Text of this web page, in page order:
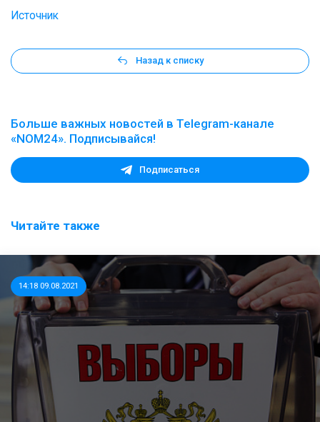
Источник
Назад к списку
Больше важных новостей в Telegram-канале
«NOM24». Подписывайся!
Подписаться
Читайте также
14:18 09.08.2021